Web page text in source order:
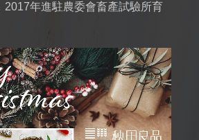
2017年進駐農委會畜產試驗所育
健康土雞，是冬季養生的完美食